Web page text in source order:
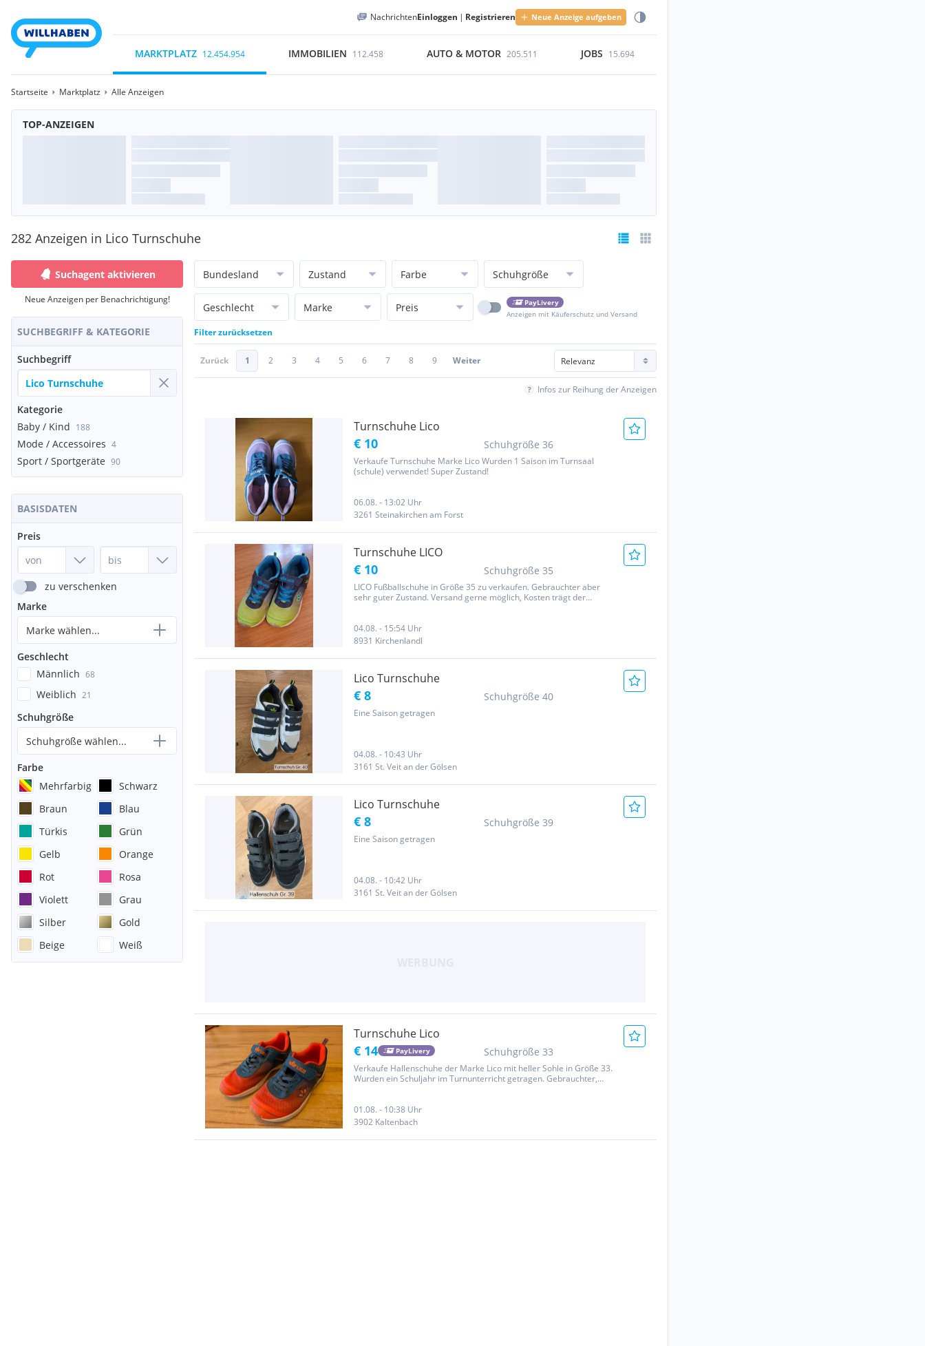
NachrichtenEinloggen | Registrieren Neue Anzeige aufgeben
MARKTPLATZ 12.454.954 IMMOBILIEN 112.458 AUTO & MOTOR 205.511 JOBS 15.694
Startseite Marktplatz Alle Anzeigen
TOP-ANZEIGEN
282 Anzeigen in Lico Turnschuhe
Suchagent aktivieren
Neue Anzeigen per Benachrichtigung!
SUCHBEGRIFF & KATEGORIE
Suchbegriff
Kategorie
Baby / Kind 188
Mode / Accessoires 4
Sport / Sportgeräte 90
BASISDATEN
Preis
zu verschenken
Marke
Marke wählen...
Geschlecht
Männlich 68
Weiblich 21
Schuhgröße
Schuhgröße wählen...
Farbe
Mehrfarbig
Schwarz
Braun
Blau
Türkis
Grün
Gelb
Orange
Rot
Rosa
Violett
Grau
Silber
Gold
Beige
Weiß
Bundesland Zustand Farbe Schuhgröße
Geschlecht Marke Preis
PayLivery
Anzeigen mit Käuferschutz und Versand
Filter zurücksetzen
Zurück 1 2 3 4 5 6 7 8 9 Weiter
Infos zur Reihung der Anzeigen
Turnschuhe Lico
€ 10 Schuhgröße 36
Verkaufe Turnschuhe Marke Lico Wurden 1 Saison im Turnsaal
(schule) verwendet! Super Zustand!
06.08. - 13:02 Uhr
3261 Steinakirchen am Forst
Turnschuhe LICO
€ 10 Schuhgröße 35
LICO Fußballschuhe in Größe 35 zu verkaufen. Gebrauchter aber
sehr guter Zustand. Versand gerne möglich, Kosten trägt der
04.08. - 15:54 Uhr
8931 Kirchenlandl
Lico Turnschuhe
€ 8 Schuhgröße 40
Eine Saison getragen
04.08. - 10:43 Uhr
3161 St. Veit an der Gölsen
Lico Turnschuhe
€ 8 Schuhgröße 39
Eine Saison getragen
04.08. - 10:42 Uhr
3161 St. Veit an der Gölsen
Turnschuhe Lico
€ 14 PayLivery Schuhgröße 33
Verkaufe Hallenschuhe der Marke Lico mit heller Sohle in Größe 33.
Wurden ein Schuljahr im Turnunterricht getragen. Gebrauchter,
01.08. - 10:38 Uhr
3902 Kaltenbach